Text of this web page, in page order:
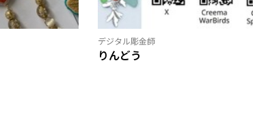
デジタル彫金師
りんどう